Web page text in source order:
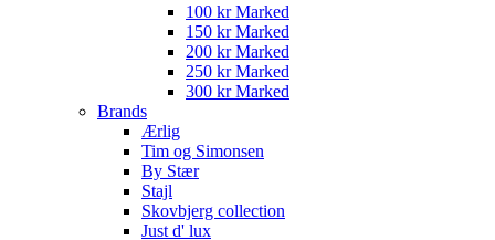
100 kr Marked
150 kr Marked
200 kr Marked
250 kr Marked
300 kr Marked
Brands
Ærlig
Tim og Simonsen
By Stær
Stajl
Skovbjerg collection
Just d' lux